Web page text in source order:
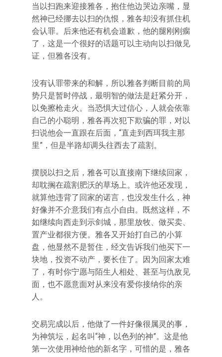
当以扫跑来迎接雅各，抱住他边哭边亲嘴，显
然神已经挪去以扫的仇恨，雅各却没有抓住机
会认罪。后来他还有机会道歉，他的腿刚刚瘸
了，这是一个很好的话题可以主动向以扫做见
证，但雅各没有。
没有认罪带来的和解，所以雅各判断目前的局
势只是暂时停战，最明智的做法是赶紧分开，
以免擦枪走火。当恐惧大过信心，人就会依靠
自己的小聪明，雅各再次犯下欺骗的罪，对以
扫说他会一直跟在后面，“直走到西珥我主那
里”，但是半路却调头往西去了疏割。
摆脱以扫之后，雅各可以直接南下继续回家，
却耽搁在疏割肥沃的草场上。或许他还发现，
就算他违背了回家的诺言，也没发生什么，神
好像并不介意我们有点小自由。既然这样，不
如继续向西走到示剑城，那里放牧、做买卖、
置产业都很方便。雅各又开始打自己的小算
盘，他显然不是暂住，经文告诉我们他买下一
块地，投资不动产，要长住了。因为回家太难
了，有时你宁愿与陌生人相处、甚至与仇敌见
面，也不愿意面对从来没有爱你接纳你的亲
人。
交易完成以后，他做了一件好像很属灵的事，
为神筑坛，起名叫“神，以色列的神”。这是他
第一次使用神给他的新名字，可惜的是，雅各